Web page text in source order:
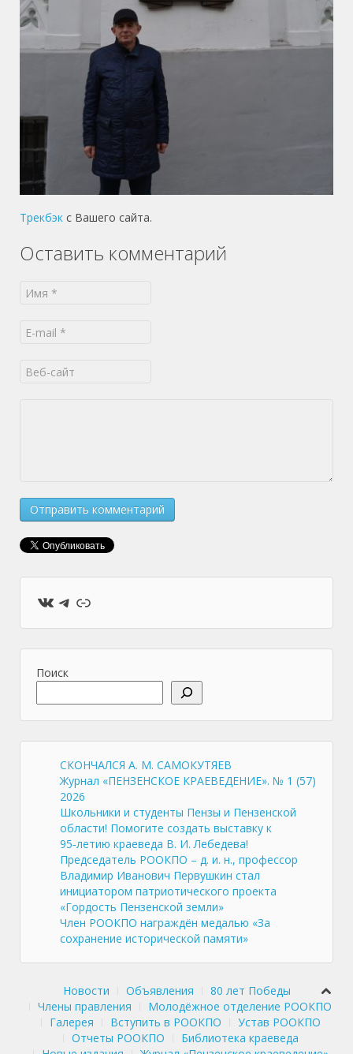
Трекбэк с Вашего сайта.
Оставить комментарий
ВКонтакте
Telegram
Ссылка
Поиск
СКОНЧАЛСЯ А. М. САМОКУТЯЕВ
Журнал «ПЕНЗЕНСКОЕ КРАЕВЕДЕНИЕ». № 1 (57)
2026
Школьники и студенты Пензы и Пензенской
области! Помогите создать выставку к
95‑летию краеведа В. И. Лебедева!
Председатель РООКПО – д. и. н., профессор
Владимир Иванович Первушкин стал
инициатором патриотического проекта
«Гордость Пензенской земли»
Член РООКПО награждён медалью «За
сохранение исторической памяти»
Новости Объявления
80 лет Победы
Члены правления
Молодёжное отделение РООКПО
Галерея
Вступить в РООКПО
Устав РООКПО
Отчеты РООКПО
Библиотека краеведа